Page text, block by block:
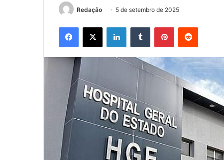
Redação 5 de setembro de 2025
Facebook
X LinkedinTumblr PinterestReddit